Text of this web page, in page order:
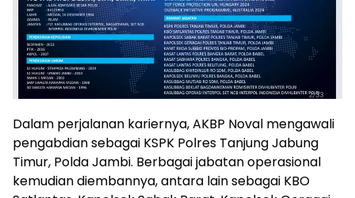
Dalam perjalanan kariernya, AKBP Noval mengawali
pengabdian sebagai KSPK Polres Tanjung Jabung
Timur, Polda Jambi. Berbagai jabatan operasional
kemudian diembannya, antara lain sebagai KBO